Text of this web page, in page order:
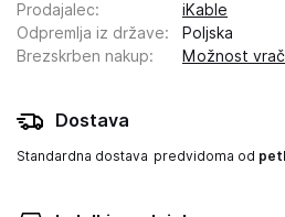
Prodajalec:
iKable
Odpremlja iz države:
Poljska
Brezskrben nakup: Možnost
Dostava
Standardna dostava predvidoma od